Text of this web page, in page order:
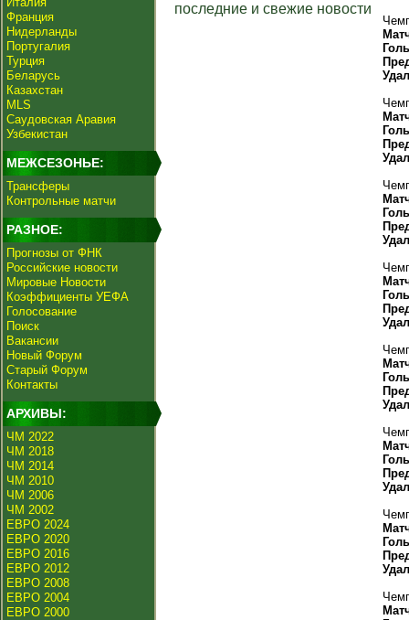
Франция
Нидерланды
Португалия
Турция
Беларусь
Казахстан
MLS
Саудовская Аравия
Узбекистан
МЕЖСЕЗОНЬЕ:
Трансферы
Контрольные матчи
РАЗНОЕ:
Прогнозы от ФНК
Российские новости
Мировые Новости
Коэффициенты УЕФА
Голосование
Поиск
Вакансии
Новый Форум
Старый Форум
Контакты
АРХИВЫ:
ЧМ 2022
ЧМ 2018
ЧМ 2014
ЧМ 2010
ЧМ 2006
ЧМ 2002
ЕВРО 2024
ЕВРО 2020
ЕВРО 2016
ЕВРО 2012
ЕВРО 2008
ЕВРО 2004
ЕВРО 2000
последние и свежие новости